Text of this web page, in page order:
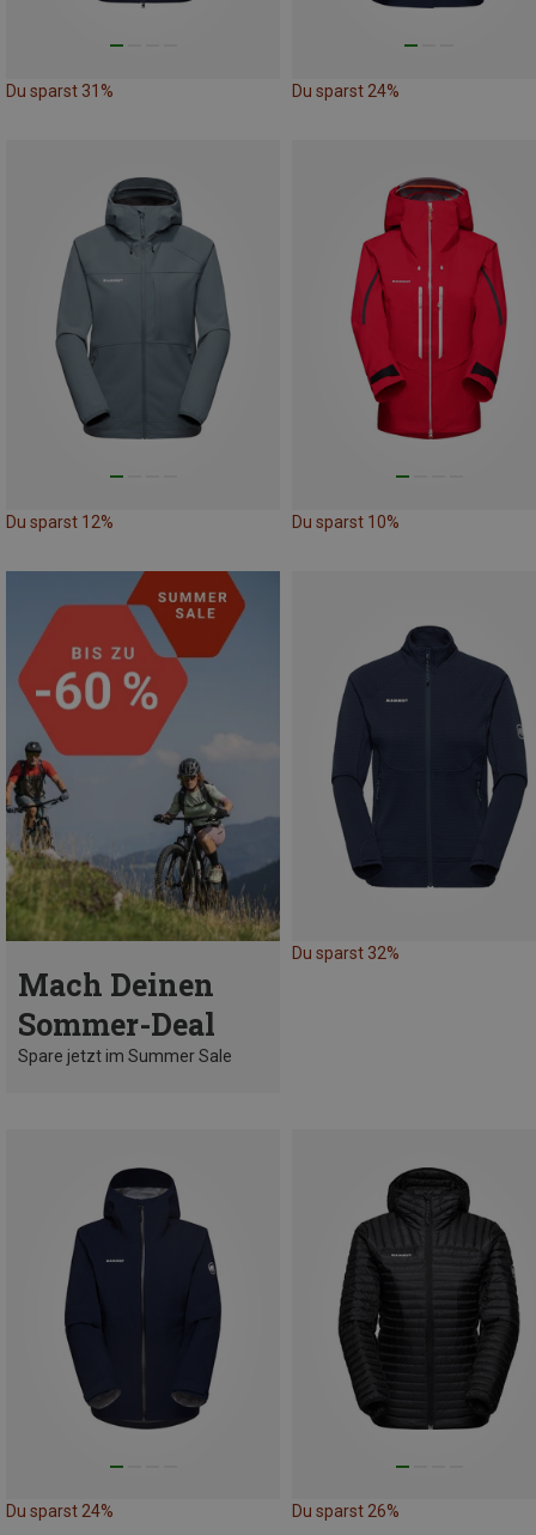
Du sparst 31% Du sparst 24%
Du sparst 12% Du sparst 10%
Mach Deinen
Sommer-Deal
Spare jetzt im Summer Sale
Du sparst 32%
Du sparst 24% Du sparst 26%